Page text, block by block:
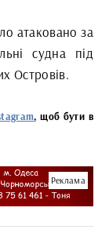
атаковано за
судна під
Островів.
, щоб бути в
Реклама